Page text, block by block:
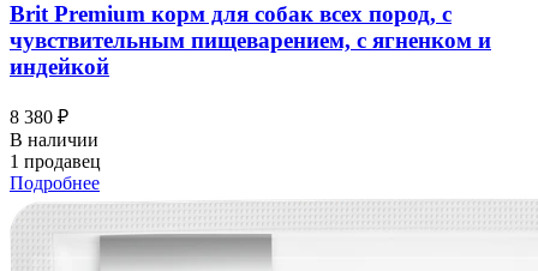
Brit Premium корм для собак всех пород, с
чувствительным пищеварением, с ягненком и
индейкой
8 380 ₽
В наличии
1 продавец
Подробнее